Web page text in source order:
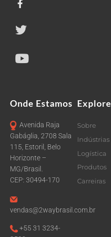
Onde Estamos
Avenida Raja
Gabáglia, 2708 Sala
115, Estoril, Belo
Horizonte –
MG/Brasil.
CEP: 30494-170
vendas@2waybrasil.com.br
+55 31 3234-
Explore
Sobre
Indústrias
Logística
Produtos
Carreiras